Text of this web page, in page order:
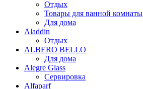
Отдых
Товары для ванной комнаты
Для дома
Aladdin
Отдых
ALBERO BELLO
Для дома
Alegre Glass
Сервировка
Alfaparf